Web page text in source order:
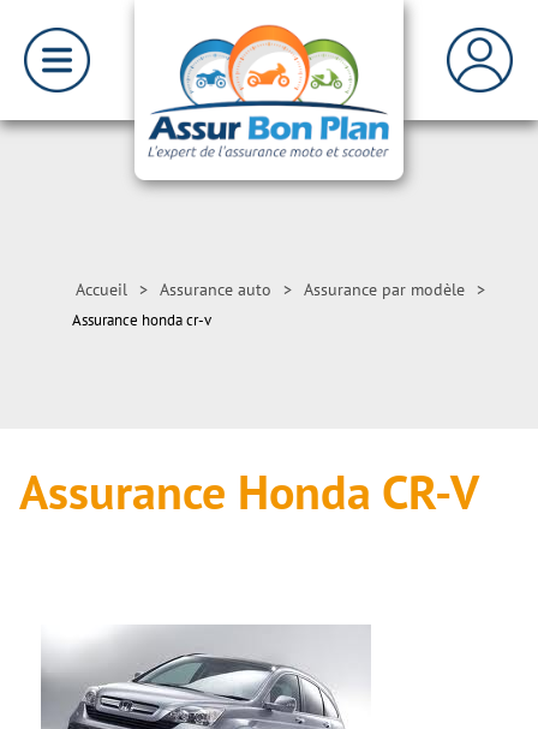
Accueil > Assurance auto > Assurance par modèle >
Assurance honda cr-v
Assurance Honda CR-V